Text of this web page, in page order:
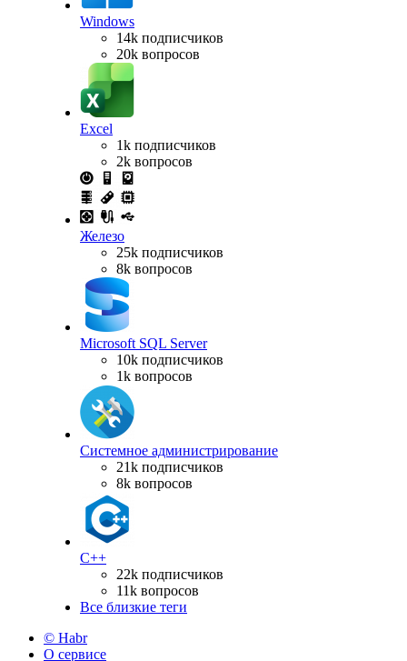
Windows
14k подписчиков
20k вопросов
Excel
1k подписчиков
2k вопросов
Железо
25k подписчиков
8k вопросов
Microsoft SQL Server
10k подписчиков
1k вопросов
Системное администрирование
21k подписчиков
8k вопросов
C++
22k подписчиков
11k вопросов
Все близкие теги
© Habr
О сервисе